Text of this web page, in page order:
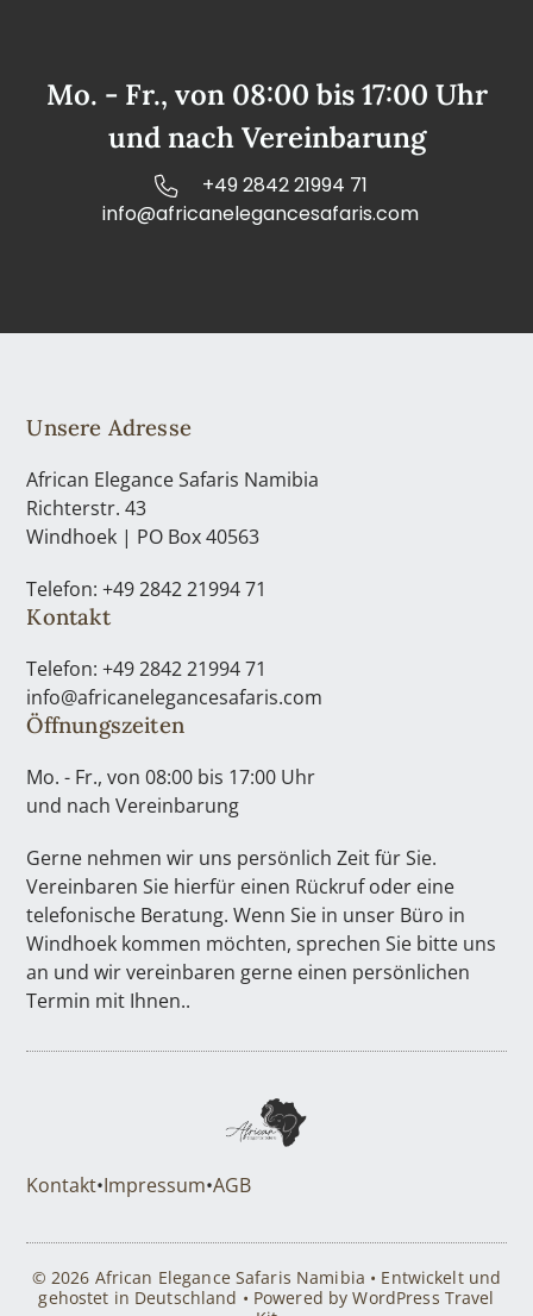
Mo. - Fr., von 08:00 bis 17:00 Uhr
und nach Vereinbarung
+49 2842 21994 71
info@africanelegancesafaris.com
Unsere Adresse
African Elegance Safaris Namibia
Richterstr. 43
Windhoek | PO Box 40563
Telefon: +49 2842 21994 71
Kontakt
Telefon: +49 2842 21994 71
info@africanelegancesafaris.com
Öffnungszeiten
Mo. - Fr., von 08:00 bis 17:00 Uhr
und nach Vereinbarung
Gerne nehmen wir uns persönlich Zeit für Sie.
Vereinbaren Sie hierfür einen Rückruf oder eine
telefonische Beratung. Wenn Sie in unser Büro in
Windhoek kommen möchten, sprechen Sie bitte uns
an und wir vereinbaren gerne einen persönlichen
Termin mit Ihnen..
Kontakt•Impressum•AGB
© 2026 African Elegance Safaris Namibia • Entwickelt und
gehostet in Deutschland • Powered by WordPress Travel